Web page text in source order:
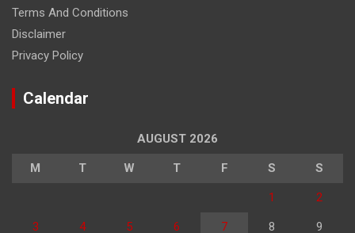
Terms And Conditions
Disclaimer
Privacy Policy
Calendar
AUGUST 2026
M T W T F S S
1 2
3 4 5 6 7 8 9